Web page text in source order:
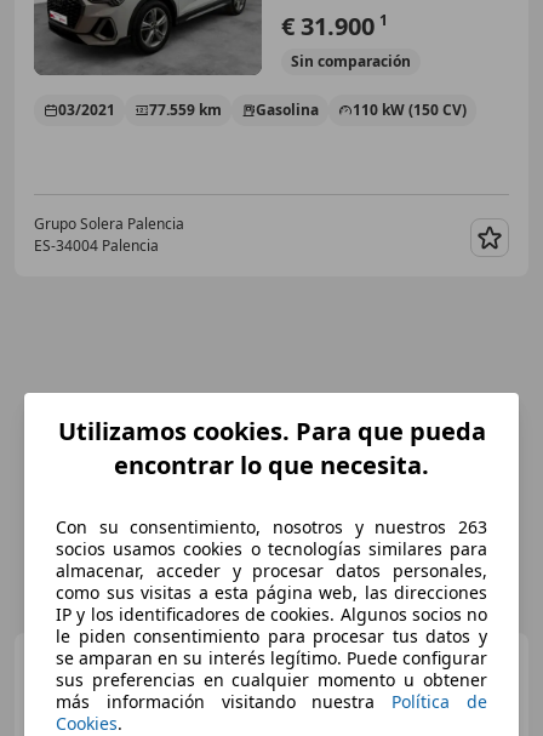
€ 31.900 1
Sin comparación
03/2021 77.559 km Gasolina 110 kW (150 CV)
Grupo Solera Palencia
ES-34004 Palencia
Audi Q3 Sportback 40 TDI S
line quattro S tronic 147kW
Utilizamos cookies. Para que pueda
encontrar lo que necesita.
Con su consentimiento, nosotros y nuestros 263
socios usamos cookies o tecnologías similares para
almacenar, acceder y procesar datos personales,
como sus visitas a esta página web, las direcciones
IP y los identificadores de cookies. Algunos socios no
le piden consentimiento para procesar tus datos y
se amparan en su interés legítimo. Puede configurar
sus preferencias en cualquier momento u obtener
más información visitando nuestra Política de
Cookies.